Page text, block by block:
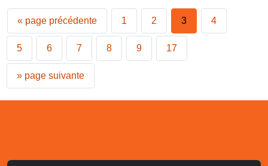
« page précédente 1 2 3 4
5 6 7 8 9 17
» page suivante